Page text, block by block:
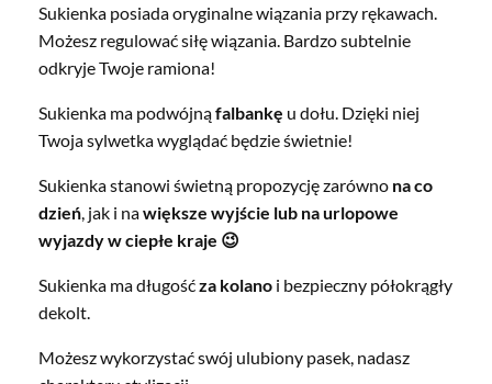
Sukienka posiada oryginalne wiązania przy rękawach.
Możesz regulować siłę wiązania. Bardzo subtelnie
odkryje Twoje ramiona!
Sukienka ma podwójnąfalbankę u dołu. Dzięki niej
Twoja sylwetka wyglądać będzie świetnie!
Sukienka stanowi świetną propozycję zarówno na co
dzień, jak i nawiększe wyjście lub na urlopowe
wyjazdy w ciepłe kraje 😉
Sukienka ma długośćza kolano i bezpieczny półokrągły
dekolt.
Możesz wykorzystać swój ulubiony pasek, nadasz